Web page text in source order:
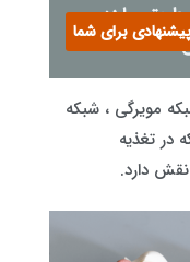
طریق مبارزه
کند؟ برای شما
مویرگی ، شبکه
در تغذیه
دارد.